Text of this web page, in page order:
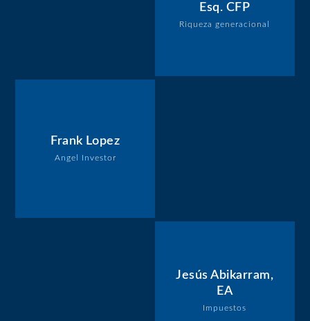
Esq. CFP
Riqueza generacional
Frank Lopez
Angel Investor
Jesús Abikarram,
EA
Impuestos